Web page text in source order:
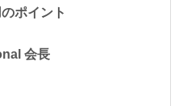
ポイント
会長